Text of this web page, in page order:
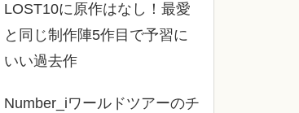
LOST10に原作はなし！最愛
と同じ制作陣5作目で予習に
いい過去作
Number_iワールドツアーのチ